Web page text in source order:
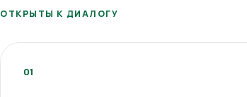
ОТКРЫТЫ К ДИАЛОГУ
01